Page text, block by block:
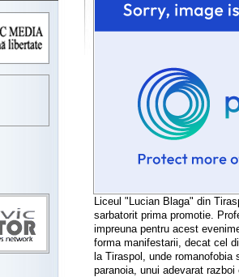
Liceul "Lucian Blaga" din
sarbatorit prima promotie.
impreuna pentru acest
forma manifestarii, decat cel
la Tiraspol, unde romanofobia
paranoia, unui adevarat